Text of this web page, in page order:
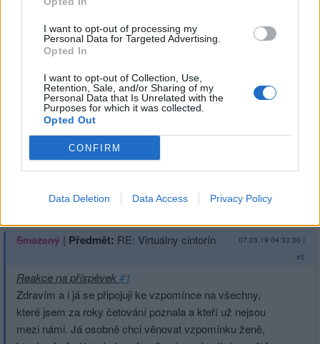
I want to opt-out of processing my
Personal Data for Targeted Advertising.
Opted In
I want to opt-out of Collection, Use,
Retention, Sale, and/or Sharing of my
Personal Data that Is Unrelated with the
Purposes for which it was collected.
Opted Out
CONFIRM
Data Deletion Data Access Privacy Policy
Smazaný|Předmět:
Spomínam na certika1111. Jeho srdce dotĺlo
23.10.2017.
. Kto ho tu poznal, nech si na neho
spomenie.
Přihlásit se a odpovědět
Smazaný | Předmět: RE: Virtuálny cintorín 07.03.19 04:33:30 |
#5
Reakce na příspěvek#1
Zdravím a i já se připojuji ke vzpomínce na všechny,
které jsem za roky četování poznala a kteří už nejsou
mezi námi. Já osobně chci věnovat vzpomínku ženě,